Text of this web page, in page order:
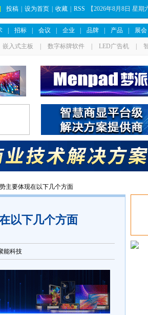
投稿 设为首页 收藏 RSS 【2026年8月8日 星期
招标 会议 企业 品牌 产品 展会
嵌入式主板 数字标牌软件 LED广告机
主要体现在以下几个方面
以下几个方面
能科技